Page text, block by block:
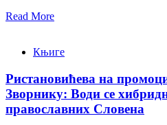
Read More
Књиге
Ристановићева на
Зворнику: Води се
православних Словена